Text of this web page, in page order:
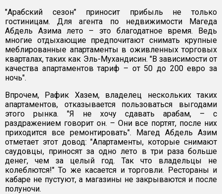
"Арабский сезон" приносит прибыль не только
гостиницам. Для агента по недвижимости Магеда
Абдель Азима лето – это благодатное время. Ведь
многие отдыхающие предпочитают снимать крупные
меблированные апартаменты в оживленных торговых
кварталах, таких как Эль-Мухандисин. "В зависимости от
качества апартаментов тариф – от 50 до 200 евро за
ночь".
Впрочем, Рафик Хазем, владелец нескольких таких
апартаментов, отказывается пользоваться выгодами
этого рынка. "Я не хочу сдавать арабам, – с
раздражением говорит он. – Они все портят, после них
приходится все ремонтировать". Магед Абдель Азим
отметает этот довод: "Апартаменты, которые снимают
саудовцы, приносят за одно лето в три раза больше
денег, чем за целый год. Так что владельцы не
колеблются!" То же касается и торговли. Рестораны и
кабаре не пустуют, а магазины не закрываются и после
полуночи.